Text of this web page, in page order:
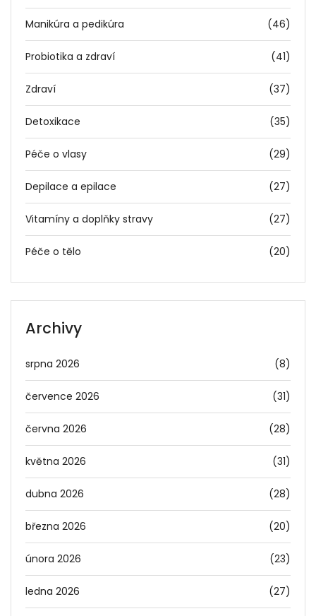
Manikúra a pedikúra (46)
Probiotika a zdraví (41)
Zdraví (37)
Detoxikace (35)
Péče o vlasy (29)
Depilace a epilace (27)
Vitamíny a doplňky stravy (27)
Péče o tělo (20)
Archivy
srpna 2026 (8)
července 2026 (31)
června 2026 (28)
května 2026 (31)
dubna 2026 (28)
března 2026 (20)
února 2026 (23)
ledna 2026 (27)